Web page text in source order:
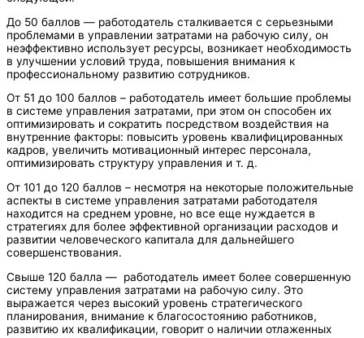
До 50 баллов — работодатель сталкивается с серьезными
проблемами в управлении затратами на рабочую силу, он
неэффективно использует ресурсы, возникает необходимость
в улучшении условий труда, повышения внимания к
профессиональному развитию сотрудников.
От 51 до 100 баллов – работодатель имеет большие проблемы
в системе управления затратами, при этом он способен их
оптимизировать и сократить посредством воздействия на
внутренние факторы: повысить уровень квалифицированных
кадров, увеличить мотивационный интерес персонала,
оптимизировать структуру управления и т. д.
От 101 до 120 баллов – несмотря на некоторые положительные
аспекты в системе управления затратами работодателя
находится на среднем уровне, но все еще нуждается в
стратегиях для более эффективной организации расходов и
развитии человеческого капитала для дальнейшего
совершенствования.
Свыше 120 балла — работодатель имеет более совершенную
систему управления затратами на рабочую силу. Это
выражается через высокий уровень стратегического
планирования, внимание к благосостоянию работников,
развитию их квалификации, говорит о наличии отлаженных